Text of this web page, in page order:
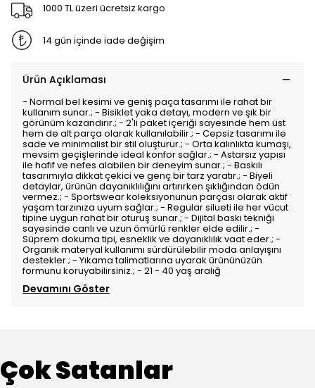
1000 TL üzeri ücretsiz kargo
14 gün içinde iade değişim
Ürün Açıklaması
- Normal bel kesimi ve geniş paça tasarımı ile rahat bir
kullanım sunar.; - Bisiklet yaka detayı, modern ve şık bir
görünüm kazandırır.; - 2'li paket içeriği sayesinde hem üst
hem de alt parça olarak kullanılabilir.; - Cepsiz tasarımı ile
sade ve minimalist bir stil oluşturur.; - Orta kalınlıkta kumaşı,
mevsim geçişlerinde ideal konfor sağlar.; - Astarsız yapısı
ile hafif ve nefes alabilen bir deneyim sunar.; - Baskılı
tasarımıyla dikkat çekici ve genç bir tarz yaratır.; - Biyeli
detaylar, ürünün dayanıklılığını artırırken şıklığından ödün
vermez.; - Sportswear koleksiyonunun parçası olarak aktif
yaşam tarzınıza uyum sağlar.; - Regular silueti ile her vücut
tipine uygun rahat bir oturuş sunar.; - Dijital baskı tekniği
sayesinde canlı ve uzun ömürlü renkler elde edilir.; -
Süprem dokuma tipi, esneklik ve dayanıklılık vaat eder.; -
Organik materyal kullanımı sürdürülebilir moda anlayışını
destekler.; - Yıkama talimatlarına uyarak ürününüzün
formunu koruyabilirsiniz.; - 21 - 40 yaş aralığ
Devamını Göster
Çok Satanlar